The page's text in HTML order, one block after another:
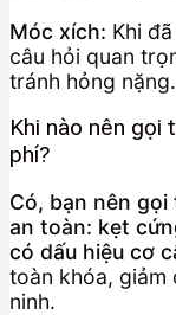
Móc xích: Khi
câu hỏi quan
tránh hỏng nặng.
Khi nào nên gọi
phí?
Có, bạn nên
an toàn: kẹt
có dấu hiệu cơ
toàn khóa, giảm
ninh.